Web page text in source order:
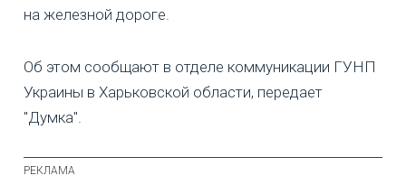
на железной дороге.
Об этом сообщают в отделе коммуникации ГУНП
Украины в Харьковской области, передает
"Думка".